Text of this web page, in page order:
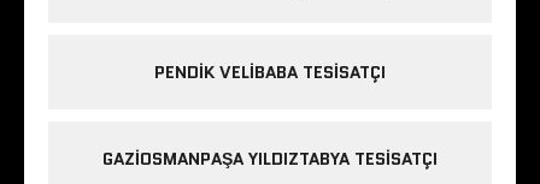
PENDIK VELIBABA TESISATÇI
GAZIOSMANPAŞA YILDIZTABYA TESISATÇI